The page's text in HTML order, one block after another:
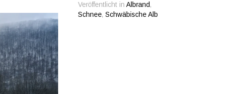
Veröffentlicht inAlbrand ,
Schnee,Schwäbische Alb